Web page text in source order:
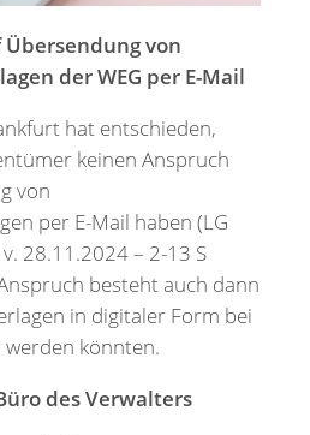
von
der WEG per E-Mail
hat entschieden,
keinen Anspruch
von
per E-Mail haben (LG
28.11.2024 – 2-13 S
besteht auch dann
in digitaler Form bei
könnten.
des Verwalters